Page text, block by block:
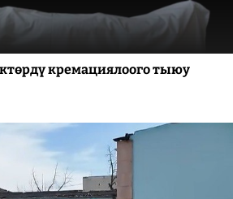
кремациялоого тыюу